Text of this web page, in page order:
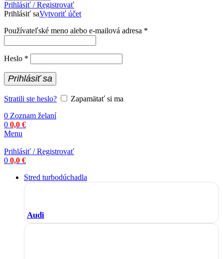
Prihlásiť / Registrovať
Prihlásiť saVytvoriť účet
Používateľské meno alebo e-mailová adresa *
Heslo *
Prihlásiť sa
Stratili ste heslo?
Zapamätať si ma
0 Zoznam želaní
0 0,0 €
Menu
Prihlásiť / Registrovať
0 0,0 €
Stred turbodúchadla
Audi